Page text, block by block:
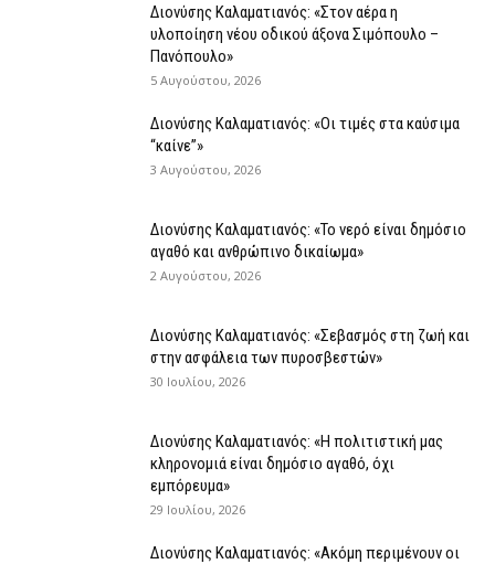
Διονύσης Καλαματιανός: «Στον αέρα η
υλοποίηση νέου οδικού άξονα Σιμόπουλο –
Πανόπουλο»
5 Αυγούστου, 2026
Διονύσης Καλαματιανός: «Οι τιμές στα καύσιμα
“καίνε”»
3 Αυγούστου, 2026
Διονύσης Καλαματιανός: «Το νερό είναι δημόσιο
αγαθό και ανθρώπινο δικαίωμα»
2 Αυγούστου, 2026
Διονύσης Καλαματιανός: «Σεβασμός στη ζωή και
στην ασφάλεια των πυροσβεστών»
30 Ιουλίου, 2026
Διονύσης Καλαματιανός: «Η πολιτιστική μας
κληρονομιά είναι δημόσιο αγαθό, όχι
εμπόρευμα»
29 Ιουλίου, 2026
Διονύσης Καλαματιανός: «Ακόμη περιμένουν οι